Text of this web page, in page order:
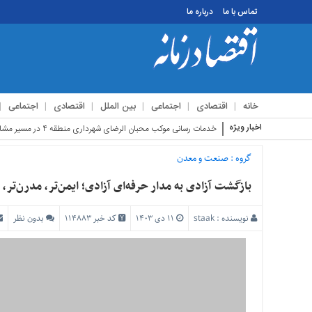
تماس با ما درباره ما
خانه اقتصادی اجتماعی بین الملل اقتصادی اجتماعی
تماس
ما
درباره
اخبار ویژه استقبال زائرین اربعین ا
گروه :صنعت و معدن
بازگشت آزادی به مدار حرفه‌ای آزادی؛ ایمن‌تر، مدرن‌تر،
نویسنده :staak کد خبر 114883 بدون نظر